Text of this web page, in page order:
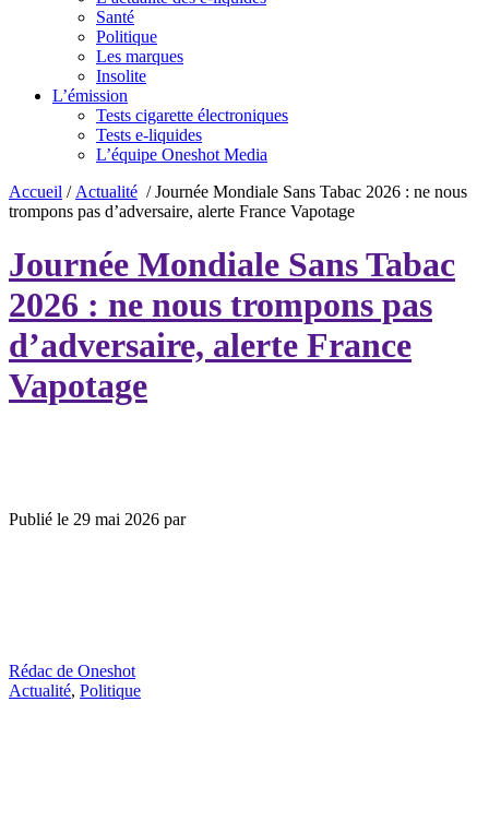
Santé
Politique
Les marques
Insolite
L’émission
Tests cigarette électroniques
Tests e-liquides
L’équipe Oneshot Media
Accueil / Actualité /Journée Mondiale Sans Tabac 2026 : ne nous
trompons pas d’adversaire, alerte France Vapotage
Journée Mondiale Sans Tabac
2026 : ne nous trompons pas
d’adversaire, alerte France
Vapotage
Publié le 29 mai 2026 par
Rédac de Oneshot
Actualité, Politique